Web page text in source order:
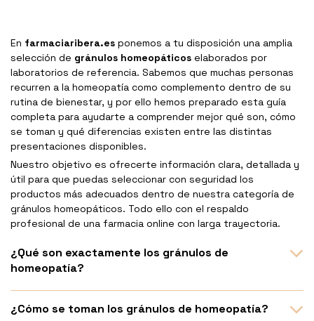
En farmaciaribera.es ponemos a tu disposición una amplia
selección de gránulos homeopáticos elaborados por
laboratorios de referencia. Sabemos que muchas personas
recurren a la homeopatía como complemento dentro de su
rutina de bienestar, y por ello hemos preparado esta guía
completa para ayudarte a comprender mejor qué son, cómo
se toman y qué diferencias existen entre las distintas
presentaciones disponibles.
Nuestro objetivo es ofrecerte información clara, detallada y
útil para que puedas seleccionar con seguridad los
productos más adecuados dentro de nuestra categoría de
gránulos homeopáticos. Todo ello con el respaldo
profesional de una farmacia online con larga trayectoria.
¿Qué son exactamente los gránulos de
homeopatía?
¿Cómo se toman los gránulos de homeopatía?